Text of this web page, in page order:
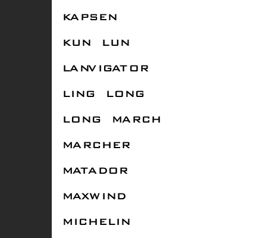
KAPSEN
KUN LUN
LANVIGATOR
LING LONG
LONG MARCH
MARCHER
MATADOR
MAXWIND
MICHELIN